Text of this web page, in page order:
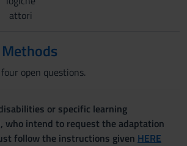
attori
open questions.
or specific learning
who intend to request the adaptation
follow the instructions given HERE